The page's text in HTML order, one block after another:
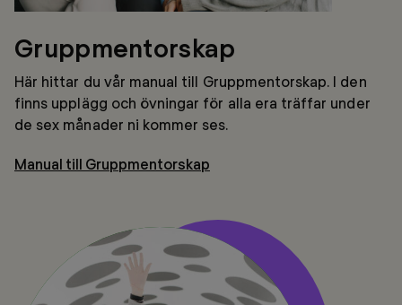
Gruppmentorskap
Här hittar du vår manual till Gruppmentorskap. I den
finns upplägg och övningar för alla era träffar under
de sex månader ni kommer ses.
Manual till Gruppmentorskap